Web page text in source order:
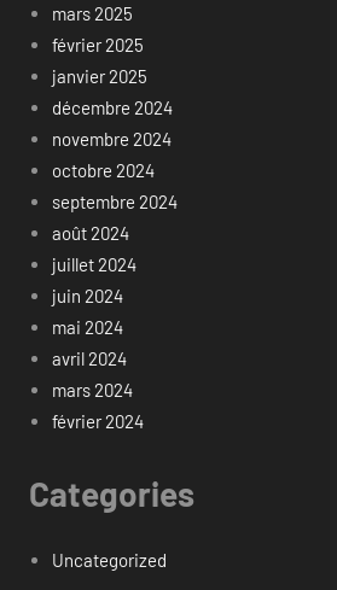
mars 2025
février 2025
janvier 2025
décembre 2024
novembre 2024
octobre 2024
septembre 2024
août 2024
juillet 2024
juin 2024
mai 2024
avril 2024
mars 2024
février 2024
Categories
Uncategorized